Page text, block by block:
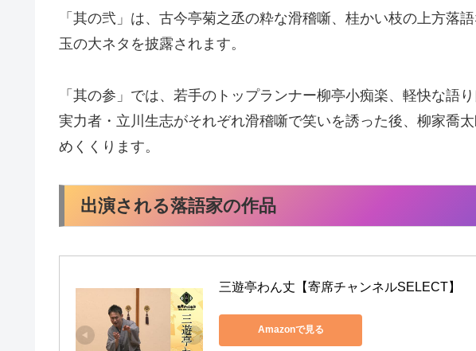
「其の弐」は、古今亭菊之丞の粋な滑稽噺、桂かい枝の上方落
玉の大ネタを披露されます。
「其の参」では、若手のトップランナー柳亭小痴楽、軽快な語
実力者・立川生志がそれぞれ滑稽噺で笑いを誘った後、柳家喬
めくくります。
出演される落語家の作品
三遊亭わん丈【寄席チャンネルSELECT】
Amazonで見る